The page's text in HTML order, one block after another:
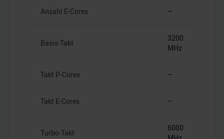
Anzahl E-Cores –
Basis-Takt
3200
MHz
Takt P-Cores –
Takt E-Cores –
Turbo-Takt
6000